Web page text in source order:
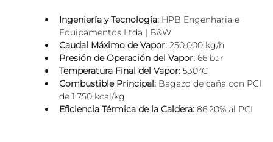
Ingeniería y Tecnología: HPB Engenharia e
Equipamentos Ltda | B&W
Caudal Máximo de Vapor: 250.000 kg/h
Presión de Operación del Vapor: 66 bar
Temperatura Final del Vapor: 530°C
Combustible Principal: Bagazo de caña con PCI
de 1.750 kcal/kg
Eficiencia Térmica de la Caldera: 86,20% al PCI